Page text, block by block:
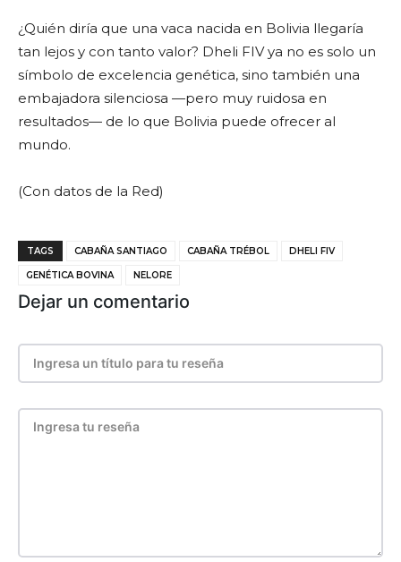
¿Quién diría que una vaca nacida en Bolivia llegaría
tan lejos y con tanto valor? Dheli FIV ya no es solo un
símbolo de excelencia genética, sino también una
embajadora silenciosa —pero muy ruidosa en
resultados— de lo que Bolivia puede ofrecer al
mundo.
(Con datos de la Red)
TAGS CABAÑA SANTIAGO CABAÑA TRÉBOL DHELI FIV
GENÉTICA BOVINA NELORE
Dejar un comentario